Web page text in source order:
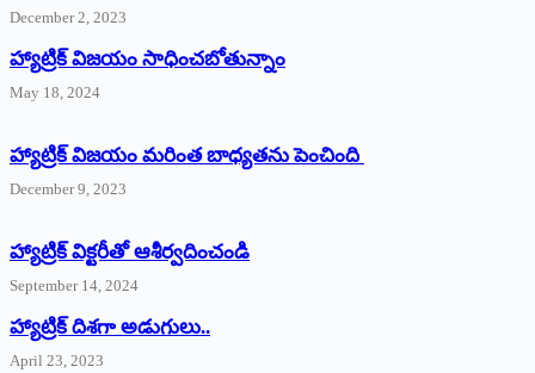
December 2, 2023
హ్యాట్రిక్‌ విజయం సాధించబోతున్నాం
May 18, 2024
హ్యాట్రిక్ విజయం మరింత బాధ్యతను పెంచింది
December 9, 2023
హ్యాట్రిక్‌ ‌విక్టరీతో ఆశీర్వదించండి
September 14, 2024
‌హ్యాట్రిక్‌ ‌దిశగా అడుగులు..
April 23, 2023